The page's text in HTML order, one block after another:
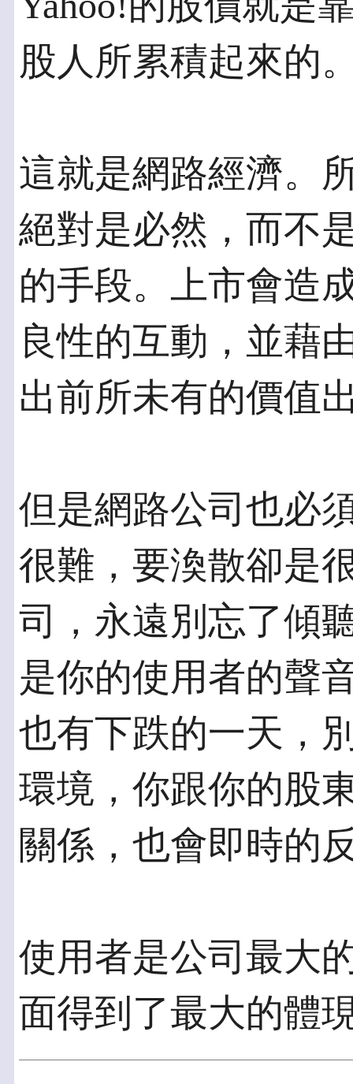
股人所累積起來的
這就是網路經濟。
絕對是必然，而不
的手段。上市會造
良性的互動，並藉
出前所未有的價值
但是網路公司也必
很難，要渙散卻是
司，永遠別忘了傾
是你的使用者的聲
也有下跌的一天，
環境，你跟你的股
關係，也會即時的
使用者是公司最大
面得到了最大的體